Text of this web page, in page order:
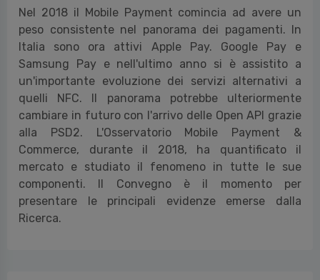
Nel 2018 il Mobile Payment comincia ad avere un
peso consistente nel panorama dei pagamenti. In
Italia sono ora attivi Apple Pay. Google Pay e
Samsung Pay e nell'ultimo anno si è assistito a
un'importante evoluzione dei servizi alternativi a
quelli NFC. Il panorama potrebbe ulteriormente
cambiare in futuro con l'arrivo delle Open API grazie
alla PSD2. L'Osservatorio Mobile Payment &
Commerce, durante il 2018, ha quantificato il
mercato e studiato il fenomeno in tutte le sue
componenti. Il Convegno è il momento per
presentare le principali evidenze emerse dalla
Ricerca.